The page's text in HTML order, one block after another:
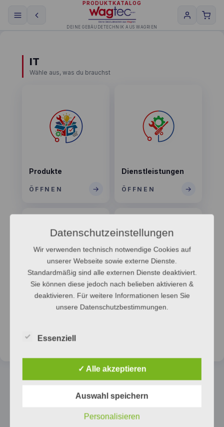
PRODUKTKATALOG
DEINE GEBÄUDETECHNIK AUS WAGRIEN
IT
Wähle aus, was du brauchst
Produkte
ÖFFNEN →
Dienstleistungen
ÖFFNEN →
Wartung
ÖFFNEN →
Outlet
ÖFFNEN
Datenschutzeinstellungen
Wir verwenden technisch notwendige Cookies auf
unserer Webseite sowie externe Dienste.
Standardmäßig sind alle externen Dienste deaktiviert.
Sie können diese jedoch nach belieben aktivieren &
deaktivieren. Für weitere Informationen lesen Sie
unsere Datenschutzbestimmungen.
Essenziell
✓ Alle akzeptieren
Auswahl speichern
Personalisieren